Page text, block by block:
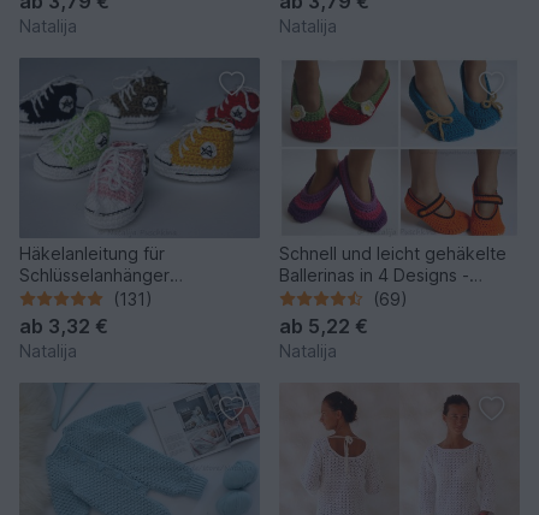
Natalija Natalija
Häkelanleitung für
Schlüsselanhänger
Turnschuhe
(131)
ab 3,32 €
Natalija
Schnell und leicht gehäkelte
Ballerinas in 4 Designs -
Größe 34-45(69)
ab 5,22 €
Natalija